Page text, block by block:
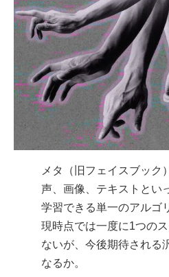
メタ（旧フェイスブック
声、画像、テキストとい
学習できる単一のアルゴ
現時点では一度に1つの
ないが、今後期待される
なるか。